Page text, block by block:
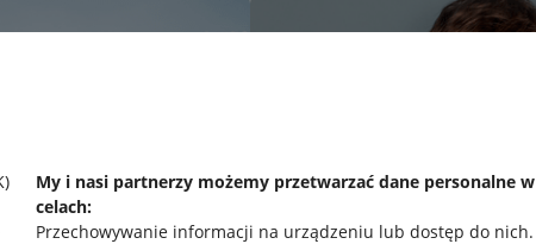
My i nasi partnerzy możemy przetwarzać dane personalne w
celach:
Przechowywanie informacji na urządzeniu lub dostęp do nich.